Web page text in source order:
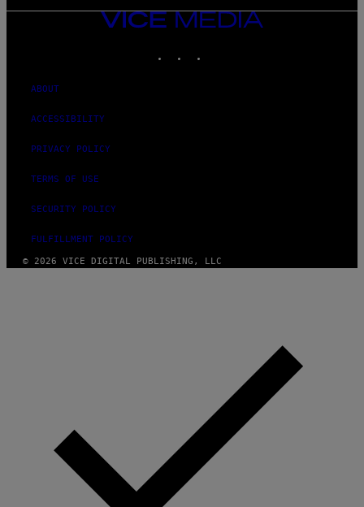
VICE
ABOUT
ACCESSIBILITY
PRIVACY POLICY
TERMS OF USE
SECURITY POLICY
FULFILLMENT POLICY
© 2026 VICE DIGITAL PUBLISHING, LLC